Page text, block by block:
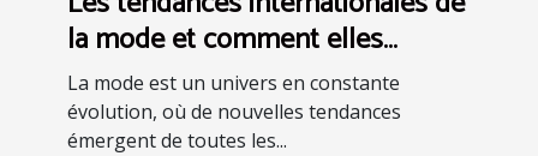
la mode et comment elles
peuvent inspirer votre style
La mode est un univers en constante
évolution, où de nouvelles tendances
émergent de toutes les...